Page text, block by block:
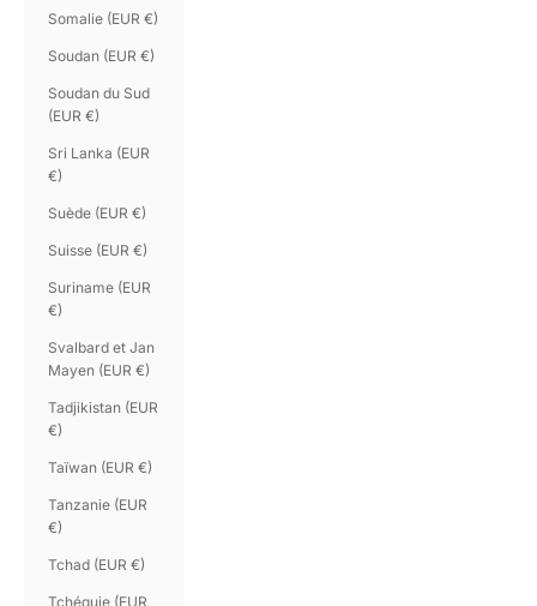
Somalie (EUR €)
Soudan (EUR €)
Soudan du Sud
(EUR €)
Sri Lanka (EUR
€)
Suède (EUR €)
Suisse (EUR €)
Suriname (EUR
€)
Svalbard et Jan
Mayen (EUR €)
Tadjikistan (EUR
€)
Taïwan (EUR €)
Tanzanie (EUR
€)
Tchad (EUR €)
Tchéquie (EUR